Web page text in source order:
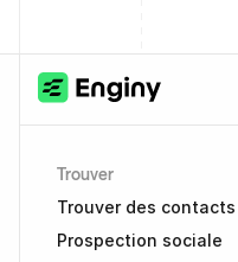
Trouver
Trouver des
Prospection sociale